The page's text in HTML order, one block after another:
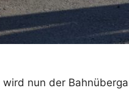
nun der